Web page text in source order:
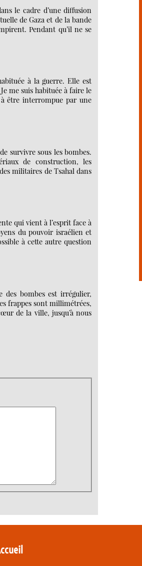
le cadre d’une diffusion
de Gaza et de la bande
Pendant qu’il ne se
à la guerre. Elle est
me suis habituée à faire le
être interrompue par une
survivre sous les bombes.
de construction, les
militaires de Tsahal dans
qui vient à l’esprit face à
du pouvoir israélien et
à cette autre question
bombes est irrégulier,
frappes sont millimétrées,
de la ville, jusqu’à nous